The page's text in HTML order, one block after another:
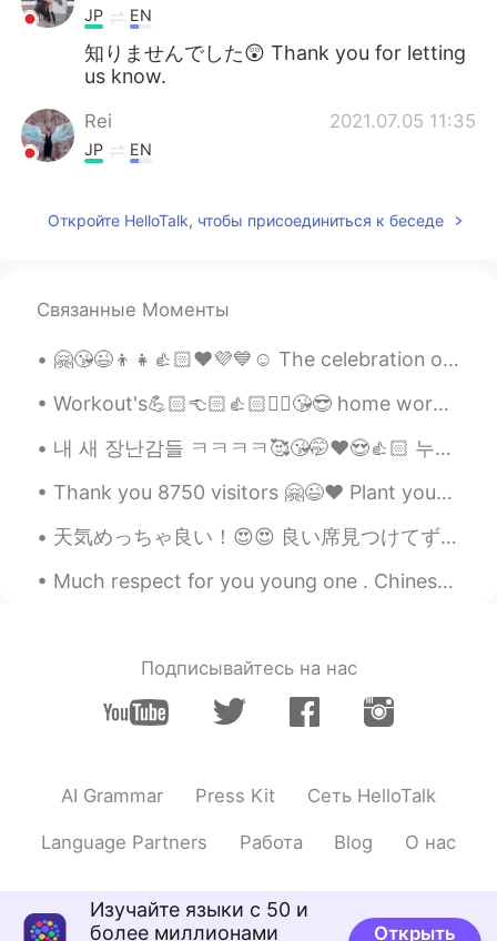
JP EN
知りませんでした😲 Thank you for letting
us know.
Rei 2021.07.05 11:35
JP EN
Choi 2021.07.05 11:16
ソーナンダー！知らなかった！
JP EN
インドの他の地域では、レストランで
それ以外 の地域では、レストランでの
み見られます。
Yumi 2021.07.05 11:02
JP EN
2021.07.05 11:01
JP EN
Откройте HelloTalk, чтобы присоединиться к беседе
Связанные Моменты
🤗😘😉👦👧👍🏻❤️💜💙☺️ The celebration of Children's Day in India dates back to 1956. Prior to the death ...
Workout's💪🏻👈🏻👍🏻✌🏻😘😎 home workout's really want to go gym workouts pain is enjoyable 운동😍🤩😘 가정 ...
내 새 장난감들 ㅋㅋㅋㅋ🥰😘🤭❤️😍👍🏻 누가 데드 리프트를 좋아하는가? 얼마나 들 수 있어요? Who else like lifting? How much you can li...
Thank you 8750 visitors 🤗😉❤️ Plant your likes 👍🏻Make a mark Leave your trace Light or dark...😘💞💜...
天気めっちゃ良い！😍😍 良い席見つけてずっと座ってる😝(もう30分かな)(めっちゃ暇人 www) でも、なんか平和で良い感じなので、めっちゃ眠くなってる😌(早く帰らないとここで寝てしまう😂😂) ...
Much respect for you young one . Chinese Olympic athlete Quan Hongchan. Her story really moved me...
Подписывайтесь на нас
AI Grammar Press Kit Сеть HelloTalk
Language Partners Работа Blog О нас
Изучайте языки с 50 и
более миллионами
Открыть